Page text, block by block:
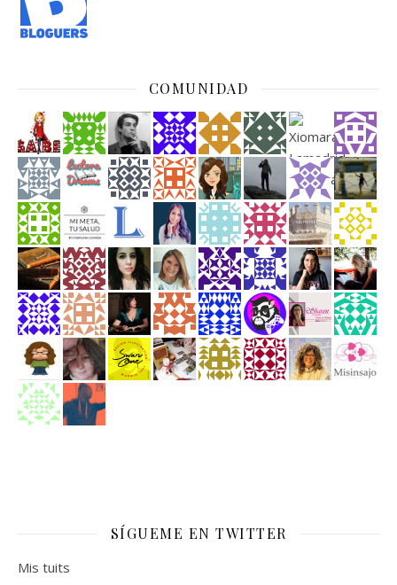
COMUNIDAD
SÍGUEME EN TWITTER
Mis tuits